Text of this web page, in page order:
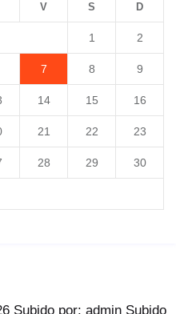
V S D
1 2
7 8 9
14 15 16
21 22 23
28 29 30